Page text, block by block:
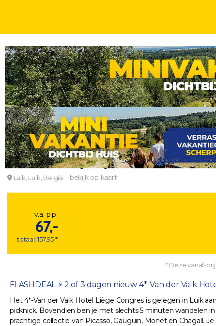
WEEKENDJE VAN DER VALK SPECIALS 2 OF 3 DAGEN INCL. ONTBIJT
FLASHDEAL ⚡ Nieuw 4*-Van der Valk Hotel in
Van der Valk Hotel Liège Congres
Luik, Luik, België bekijk op kaart
v.a. p.p.
67,-
totaal: 157,95 *
* Deze vanaf-
FLASHDEAL ⚡ 2 of 3 dagen nieuw 4*-Van der Valk
Het 4*-Van der Valk Hotel Liège Congres is gelegen in Luik
picknick. Bovendien ben je met slechts 5 minuten wandelen
prachtige collectie van Picasso, Gauguin, Monet en Chagall.